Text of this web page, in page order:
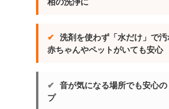
✔ 洗剤を使わず「水だけ」で汚
赤ちゃんやペットがいても安心
✔ 音が気になる場所でも安心
プ